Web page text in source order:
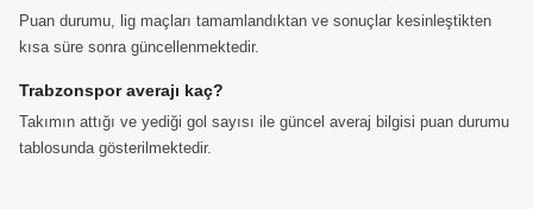
Puan durumu, lig maçları tamamlandıktan ve sonuçlar kesinleştikten
kısa süre sonra güncellenmektedir.
Trabzonspor averajı kaç?
Takımın attığı ve yediği gol sayısı ile güncel averaj bilgisi puan durumu
tablosunda gösterilmektedir.